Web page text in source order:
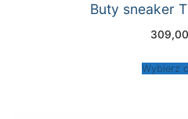
Buty sneaker
309,00
Wybierz